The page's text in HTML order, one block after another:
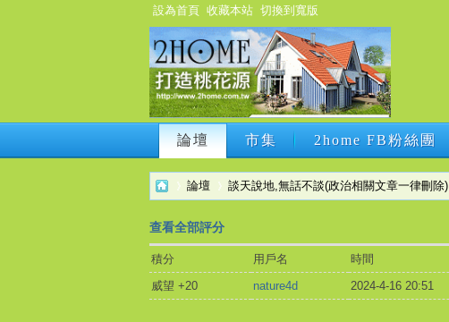
設為首頁 收藏本站 切換到寬版
論壇 市集 2home FB粉絲團
論壇 市集 2home FB粉絲團
2h›
論壇 談天說地,無話不談(政治相關文章一律刪除)
查看全部評分
積分 用戶名 時間
威望 +20
nature4d 2024-4-16 20:51